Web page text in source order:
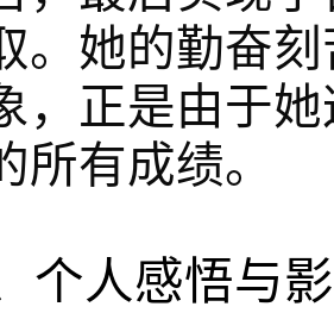
。她的勤奋
，正是由于
所有成绩。
个人感悟与